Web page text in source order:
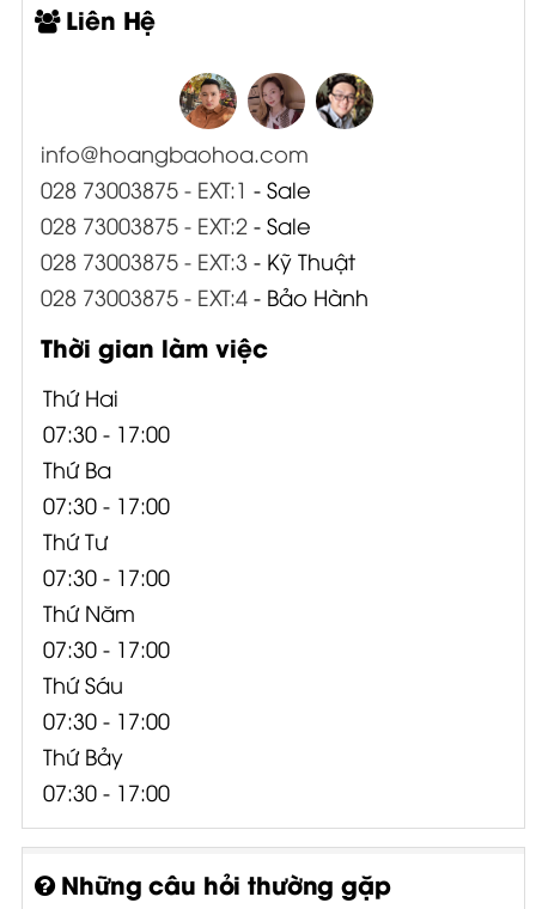
Liên Hệ
info@hoangbaohoa.com
028 73003875 - EXT:1 - Sale
028 73003875 - EXT:2- Sale
028 73003875 - EXT:3 - Kỹ Thuật
028 73003875 - EXT:4- Bảo Hành
Thời gian làm việc
Thứ Hai
07:30 - 17:00
Thứ Ba
07:30 - 17:00
Thứ Tư
07:30 - 17:00
Thứ Năm
07:30 - 17:00
Thứ Sáu
07:30 - 17:00
Thứ Bảy
07:30 - 17:00
Những câu hỏi thường gặp